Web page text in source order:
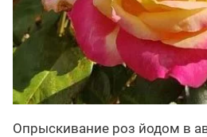
Опрыскивание роз йодом в